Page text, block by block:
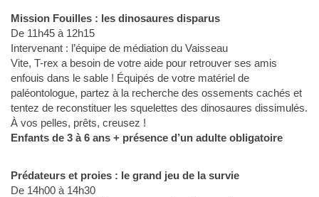
Mission Fouilles : les dinosaures disparus
De 11h45 à 12h15
Intervenant : l’équipe de médiation du Vaisseau
Vite, T-rex a besoin de votre aide pour retrouver ses amis
enfouis dans le sable ! Équipés de votre matériel de
paléontologue, partez à la recherche des ossements cachés et
tentez de reconstituer les squelettes des dinosaures dissimulés.
À vos pelles, prêts, creusez !
Enfants de 3 à 6 ans + présence d’un adulte obligatoire
Prédateurs et proies : le grand jeu de la survie
De 14h00 à 14h30